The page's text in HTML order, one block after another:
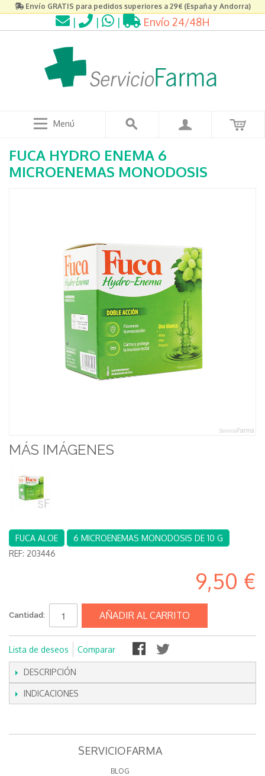
Envío GRATIS para pedidos superiores a 29€ (España y Andorra)
| | | Envío 24/48H
Menú
FUCA HYDRO ENEMA 6
MICROENEMAS MONODOSIS
MÁS IMÁGENES
FUCA ALOE
6 MICROENEMAS MONODOSIS DE 10 G
REF: 203446
9,50 €
Cantidad: AÑADIR AL CARRITO
Lista de deseos Comparar
DESCRIPCIÓN
INDICACIONES
SERVICIOFARMA
BLOG